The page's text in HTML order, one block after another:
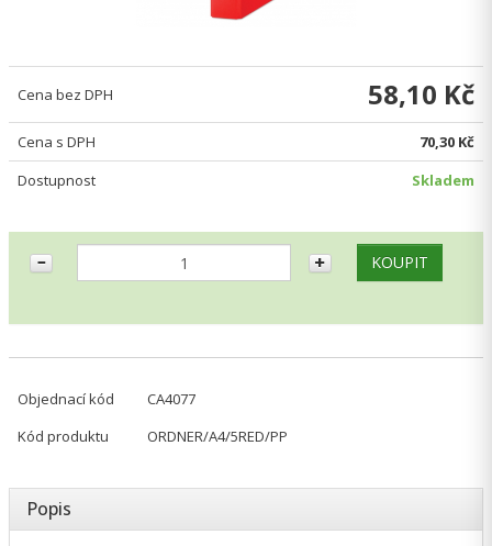
Cena bez DPH 58,10 Kč
Cena s DPH
70,30 Kč
Dostupnost
Skladem
Objednací kód
CA4077
Kód produktu
ORDNER/A4/5RED/PP
Popis